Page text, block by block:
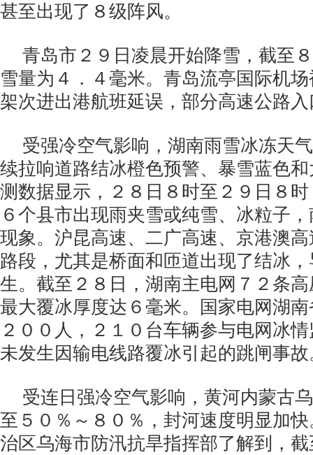
甚至出现了８级阵风。
青岛市２９日凌晨开始降雪，截至
雪量为４．４毫米。青岛流亭国际机
架次进出港航班延误，部分高速公路
受强冷空气影响，湖南雨雪冰冻天
续拉响道路结冰橙色预警、暴雪蓝色
测数据显示，２８日８时至２９日８
６个县市出现雨夹雪或纯雪、冰粒子
现象。沪昆高速、二广高速、京港澳
路段，尤其是桥面和匝道出现了结冰
生。截至２８日，湖南主电网７２条
最大覆冰厚度达６毫米。国家电网湖
２００人，２１０台车辆参与电网冰
未发生因输电线路覆冰引起的跳闸事故
受连日强冷空气影响，黄河内蒙古
至５０％～８０％，封河速度明显加
治区乌海市防汛抗旱指挥部了解到，